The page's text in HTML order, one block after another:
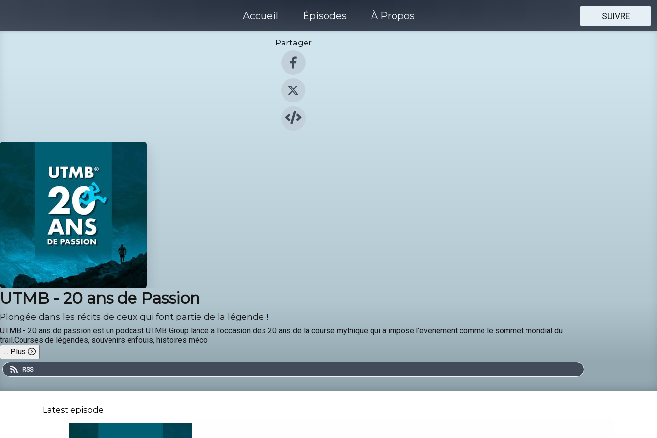
Accueil Épisodes À Propos SUIVRE
Partager
UTMB - 20 ans de Passion
Plongée dans les récits de ceux qui font partie de la légende !
UTMB - 20 ans de passion est un podcast UTMB Group lancé à l'occasion des 20 ans de la course mythique qui a imposé l'événement comme le sommet mondial du
trail.Courses de légendes, souvenirs enfouis, histoires méco
... Plus
RSS
Latest episode